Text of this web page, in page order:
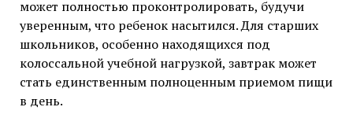
может полностью проконтролировать, будучи
уверенным, что ребенок насытился. Для старших
школьников, особенно находящихся под
колоссальной учебной нагрузкой, завтрак может
стать единственным полноценным приемом пищи
в день.